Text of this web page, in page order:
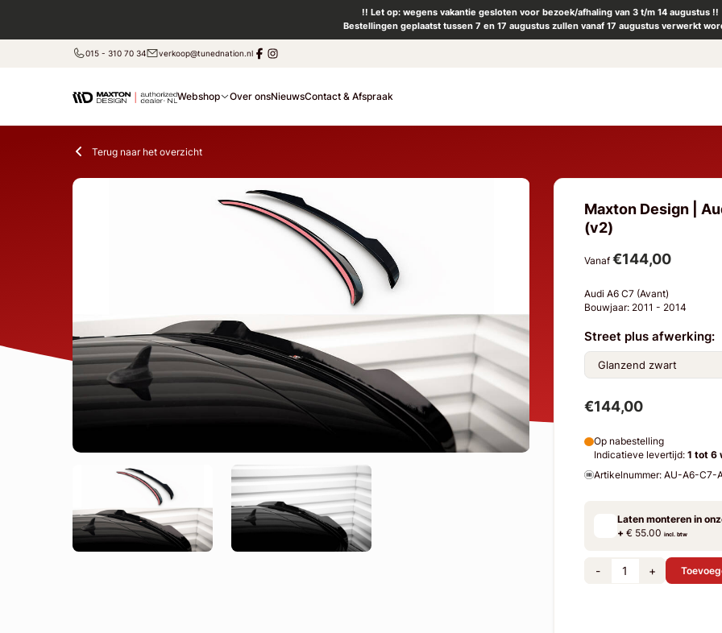
!! Let op: wegens vakantie gesloten voor bezoek/afhaling van 3 t/m 14 augustus !!
Bestellingen geplaatst tussen 7 en 17 augustus zullen vanaf 17 augustus verwerkt
015 - 310 70 34 verkoop@tunednation.nl
Webshop Over onsNieuwsContact & Afspraak
Terug naar het overzicht
Maxton Design |
(v2)
Vanaf €144,00
Audi A6 C7 (Avant)
Bouwjaar: 2011 - 2014
Street plus afwerking:
€144,00
Op nabestelling
Indicatieve levertijd: 1 tot 6
Artikelnummer: AU-A6-C7-
Laten monteren in
+€ 55.00 incl. btw
- +